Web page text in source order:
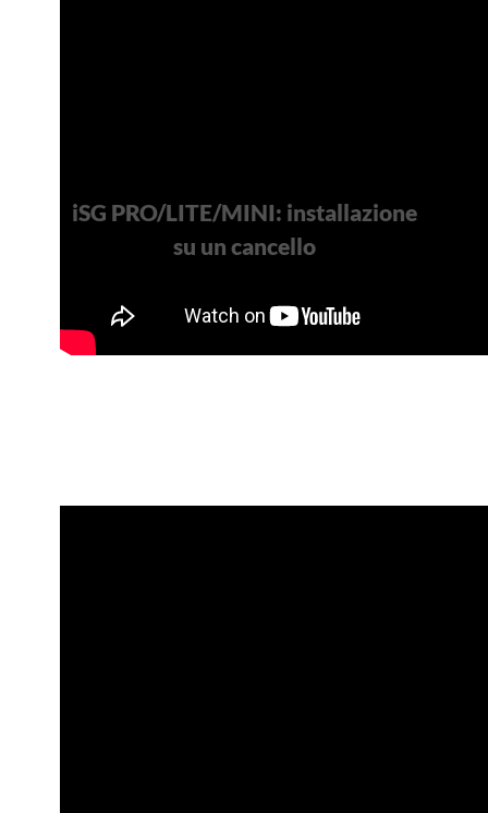
iSG PRO/LITE/MINI: installazione
su un cancello